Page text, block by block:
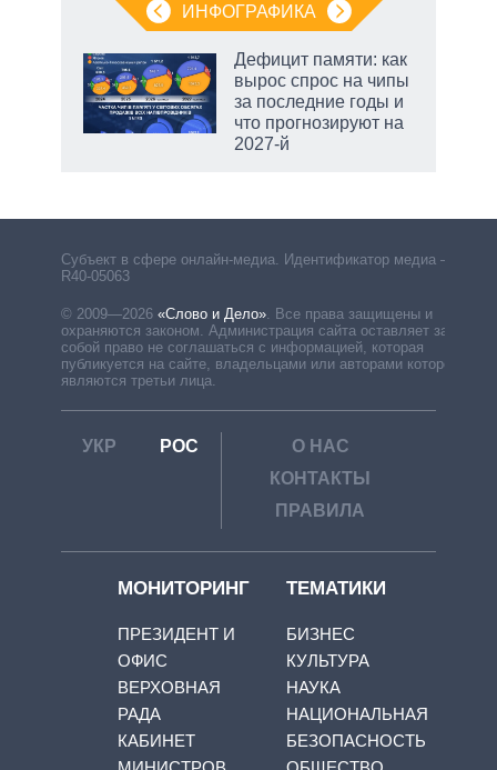
ИНФОГРАФИКА
Дефицит памяти: как
вырос спрос на чипы
за последние годы и
что прогнозируют на
2027-й
Субъект в сфере онлайн-медиа. Идентификатор медиа –
R40-05063
© 2009—2026 «Слово и Дело»
Все права защищены и
охраняются законом. Администрация сайта оставляет за
собой право не соглашаться с информацией, которая
публикуется на сайте, владельцами или авторами которой
являются третьи лица.
УКР РОС
О НАС
КОНТАКТЫ
ПРАВИЛА
МОНИТОРИНГ
ПРЕЗИДЕНТ И
ОФИС
ВЕРХОВНАЯ
РАДА
КАБИНЕТ
ТЕМАТИКИ
БИЗНЕС
КУЛЬТУРА
НАУКА
НАЦИОНАЛЬНАЯ
БЕЗОПАСНОСТЬ